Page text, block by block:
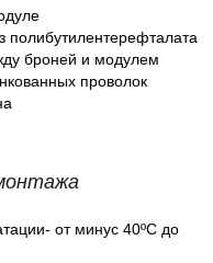
полибутилентерефталата
броней и модулем
проволок
от минус 40ºС до